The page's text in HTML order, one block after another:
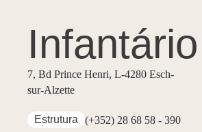
7, Bd Prince Henri, L-4280 Esch-
sur-Alzette
Estrutura (+352) 28 68 58 - 390